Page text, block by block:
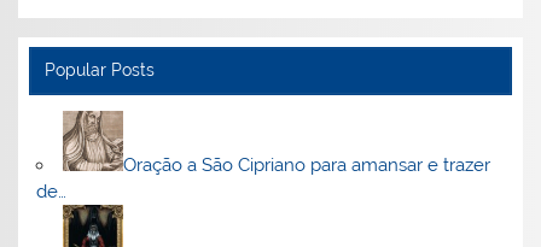
Popular Posts
Oração a São Cipriano para amansar e trazer
de…